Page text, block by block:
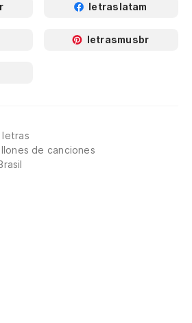
letraslatam
letrasmusbr
letras
de canciones